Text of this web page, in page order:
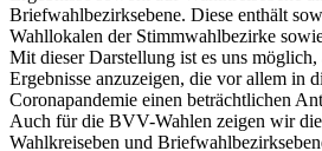
Briefwahlbezirksebene. Diese enthält
Wahllokalen der Stimmwahlbezirke
Mit dieser Darstellung ist es uns
Ergebnisse anzuzeigen, die vor allem in
Coronapandemie einen beträchtlichen
Auch für die BVV-Wahlen zeigen wir
Wahlkreiseben und